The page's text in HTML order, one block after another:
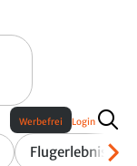
Flugerlebnis
Werbefrei Login